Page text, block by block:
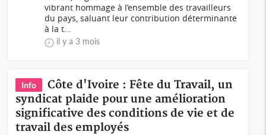
vibrant hommage à l’ensemble des travailleurs
du pays, saluant leur contribution déterminante
à la t...
il y a 3 mois
Info
Côte d'Ivoire : Fête du Travail, un
syndicat plaide pour une amélioration
significative des conditions de vie et de
travail des employés